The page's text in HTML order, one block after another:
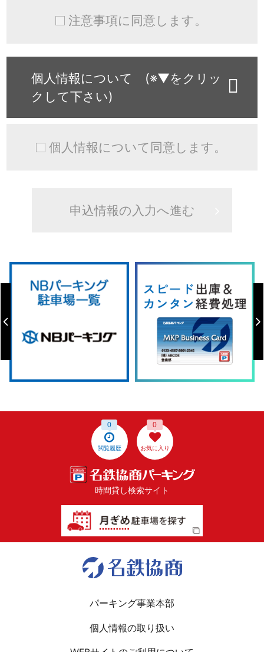
注意事項に同意します。
個人情報について (※▼をクリッ
クして下さい)
個人情報について同意します。
閲覧履歴
0
お気に入り
0
時間貸し検索サイト
パーキング事業本部
個人情報の取り扱い